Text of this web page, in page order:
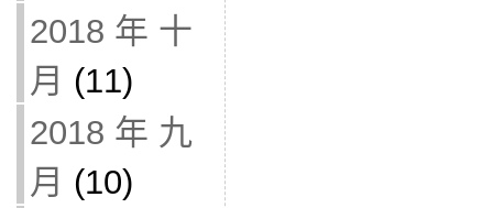
2018 年 十
月 (11)
2018 年 九
月 (10)